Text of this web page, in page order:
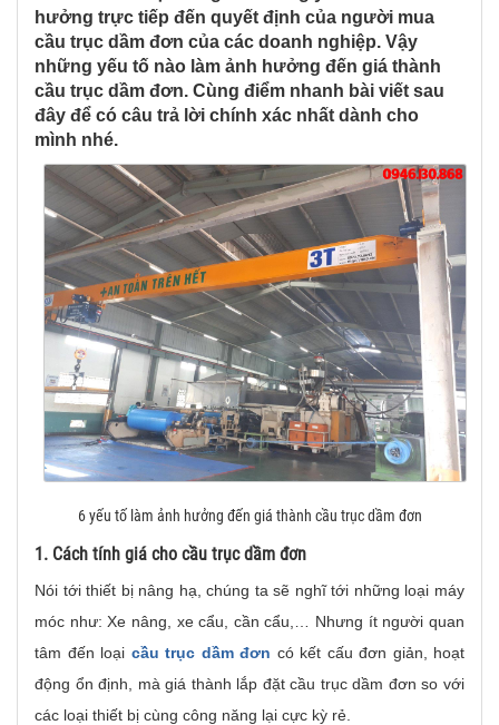
hưởng trực tiếp đến quyết định của người mua
cầu trục dầm đơn của các doanh nghiệp. Vậy
những yếu tố nào làm ảnh hưởng đến giá thành
cầu trục dầm đơn. Cùng điểm nhanh bài viết sau
đây để có câu trả lời chính xác nhất dành cho
mình nhé.
6 yếu tố làm ảnh hưởng đến giá thành cầu trục dầm đơn
1. Cách tính giá cho cầu trục dầm đơn
Nói tới thiết bị nâng hạ, chúng ta sẽ nghĩ tới những loại máy
móc như: Xe nâng, xe cẩu, cần cẩu,… Nhưng ít người quan
tâm đến loại cầu trục dầm đơn có kết cấu đơn giản, hoạt
động ổn định, mà giá thành lắp đặt cầu trục dầm đơn so với
các loại thiết bị cùng công năng lại cực kỳ rẻ.